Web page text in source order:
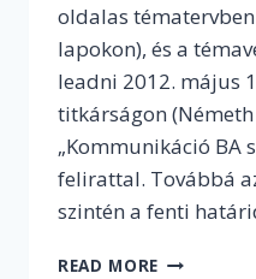
oldalas
lapokon), és a
leadni 2012. május
titkárságon
„Kommunikáció BA
felirattal. Továbbá
szintén a fenti
READ MORE